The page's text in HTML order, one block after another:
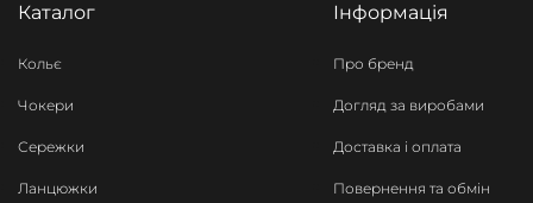
Каталог
Кольє
Чокери
Сережки
Ланцюжки
Інформація
Про бренд
Догляд за виробами
Доставка і оплата
Повернення та обмін